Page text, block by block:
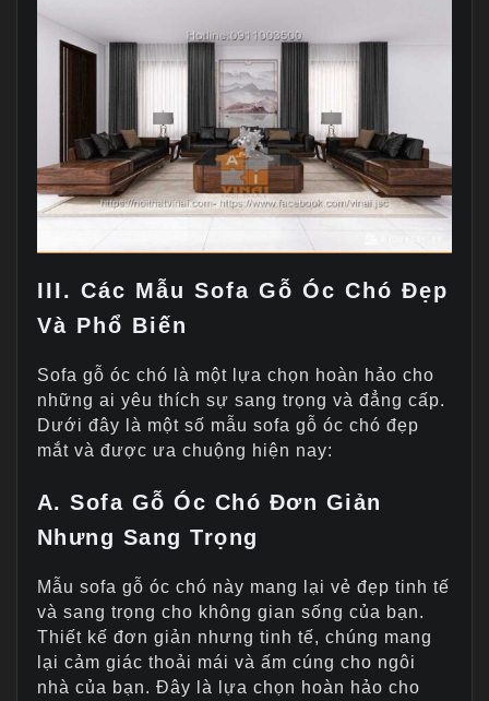
III. Các Mẫu Sofa Gỗ Óc Chó Đẹp
Và Phổ Biến
Sofa gỗ óc chó là một lựa chọn hoàn hảo cho
những ai yêu thích sự sang trọng và đẳng cấp.
Dưới đây là một số mẫu sofa gỗ óc chó đẹp
mắt và được ưa chuộng hiện nay:
A. Sofa Gỗ Óc Chó Đơn Giản
Nhưng Sang Trọng
Mẫu sofa gỗ óc chó này mang lại vẻ đẹp tinh tế
và sang trọng cho không gian sống của bạn.
Thiết kế đơn giản nhưng tinh tế, chúng mang
lại cảm giác thoải mái và ấm cúng cho ngôi
nhà của bạn. Đây là lựa chọn hoàn hảo cho